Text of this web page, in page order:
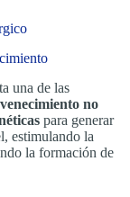
una de las
no
para generar
estimulando la
la formación de